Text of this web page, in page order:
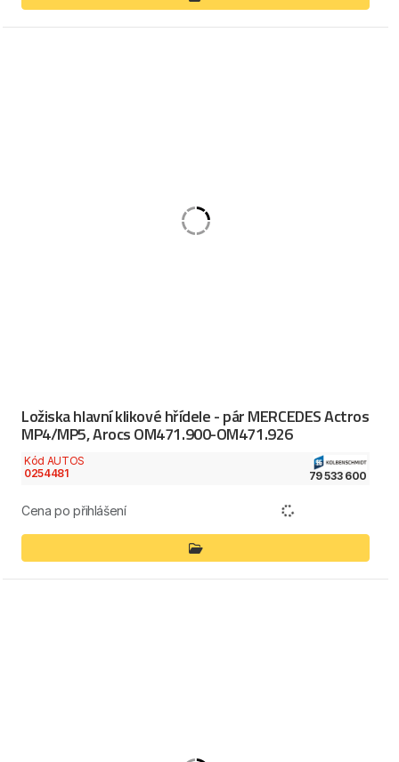
Ložiska hlavní klikové hřídele - pár MERCEDES Actros
MP4/MP5, Arocs OM471.900-OM471.926
Kód AUTOS
0254481
79 533 600
Cena po přihlášení